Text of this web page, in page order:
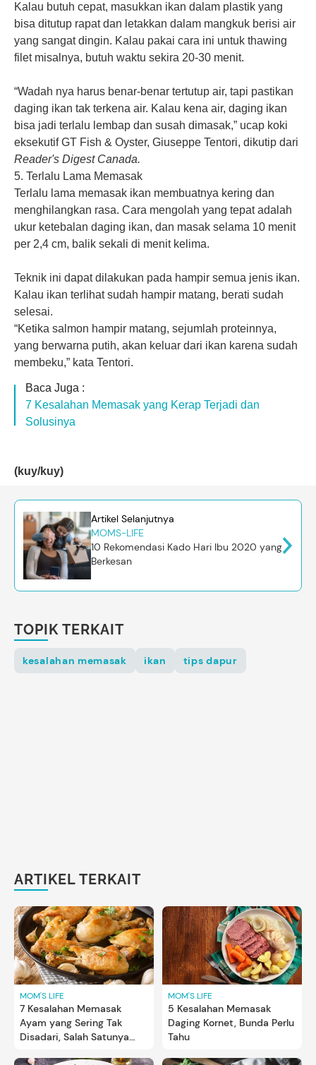
Kalau butuh cepat, masukkan ikan dalam plastik yang
bisa ditutup rapat dan letakkan dalam mangkuk berisi air
yang sangat dingin. Kalau pakai cara ini untuk thawing
filet misalnya, butuh waktu sekira 20-30 menit.
“Wadah nya harus benar-benar tertutup air, tapi pastikan
daging ikan tak terkena air. Kalau kena air, daging ikan
bisa jadi terlalu lembap dan susah dimasak,” ucap koki
eksekutif GT Fish & Oyster, Giuseppe Tentori, dikutip dari
Reader's Digest Canada.
5. Terlalu Lama Memasak
Terlalu lama memasak ikan membuatnya kering dan
menghilangkan rasa. Cara mengolah yang tepat adalah
ukur ketebalan daging ikan, dan masak selama 10 menit
per 2,4 cm, balik sekali di menit kelima.
Teknik ini dapat dilakukan pada hampir semua jenis ikan.
Kalau ikan terlihat sudah hampir matang, berati sudah
selesai.
“Ketika salmon hampir matang, sejumlah proteinnya,
yang berwarna putih, akan keluar dari ikan karena sudah
membeku,” kata Tentori.
Baca Juga :
7 Kesalahan Memasak yang Kerap Terjadi dan
Solusinya
(kuy/kuy)
Artikel Selanjutnya
MOMS-LIFE
10 Rekomendasi Kado Hari Ibu 2020 yang
Berkesan
TOPIK TERKAIT
kesalahan memasak ikan tips dapur
ARTIKEL TERKAIT
MOM'S LIFE
7 Kesalahan Memasak
Ayam yang Sering Tak
Disadari, Salah Satunya
MOM'S LIFE
5 Kesalahan Memasak
Daging Kornet, Bunda Perlu
Tahu